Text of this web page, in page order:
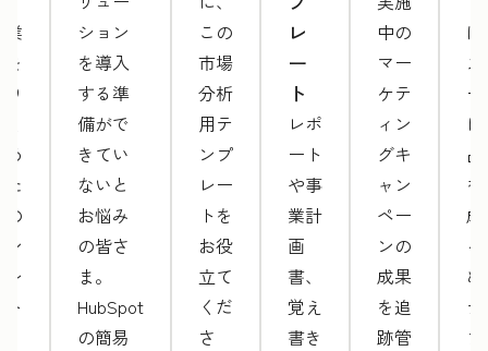
業
の
ション
を導入
する準
備がで
きてい
ないと
お悩み
の皆さ
ま。
HubSpot
の簡易
この
市場
分析
用テ
ンプ
レー
トを
お役
立て
くだ
さ
レ
ー
ト
レポ
ート
や事
業計
画
書、
覚え
書き
中の
マー
ケテ
ィン
グキ
ャン
ペー
ンの
成果
を追
跡管